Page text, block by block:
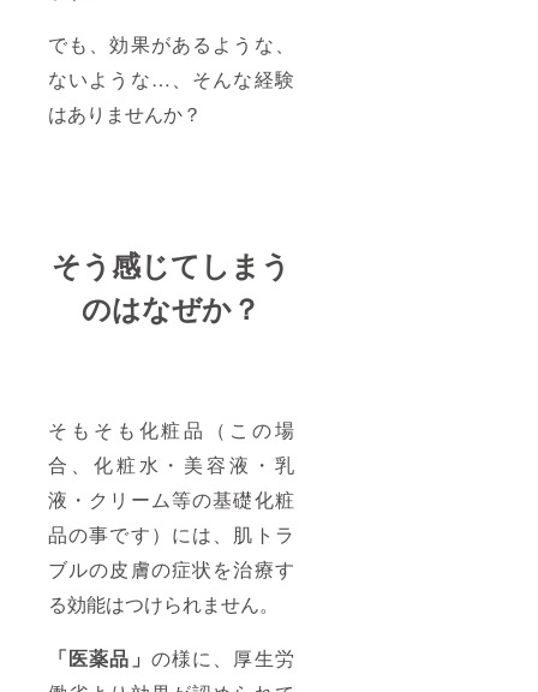
でも、効果があるような、
ないような…、そんな経験
はありませんか？
そう感じてしまう
のはなぜか？
そもそも化粧品（この場
合、化粧水・美容液・乳
液・クリーム等の基礎化粧
品の事です）には、肌トラ
ブルの皮膚の症状を治療す
る効能はつけられません。
「医薬品」 の様に、厚生労